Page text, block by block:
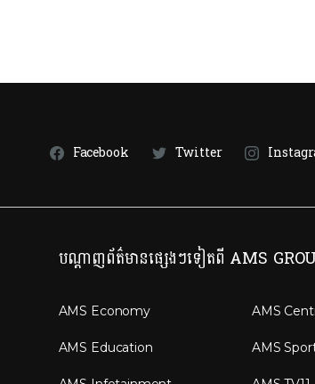
Facebook Twitter
បណ្តាញព័ត៌មានផ្សេងៗទៀតពី AMS
AMS Economy
AMS Education
AMS
AMS